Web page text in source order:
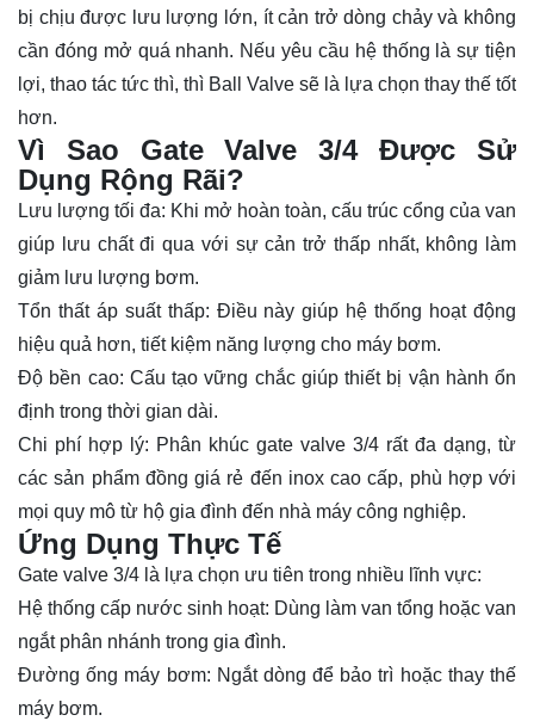
bị chịu được lưu lượng lớn, ít cản trở dòng chảy và không
cần đóng mở quá nhanh. Nếu yêu cầu hệ thống là sự tiện
lợi, thao tác tức thì, thì Ball Valve sẽ là lựa chọn thay thế tốt
hơn.
Vì Sao Gate Valve 3/4 Được Sử
Dụng Rộng Rãi?
Lưu lượng tối đa: Khi mở hoàn toàn, cấu trúc cổng của van
giúp lưu chất đi qua với sự cản trở thấp nhất, không làm
giảm lưu lượng bơm.
Tổn thất áp suất thấp: Điều này giúp hệ thống hoạt động
hiệu quả hơn, tiết kiệm năng lượng cho máy bơm.
Độ bền cao: Cấu tạo vững chắc giúp thiết bị vận hành ổn
định trong thời gian dài.
Chi phí hợp lý: Phân khúc gate valve 3/4 rất đa dạng, từ
các sản phẩm đồng giá rẻ đến inox cao cấp, phù hợp với
mọi quy mô từ hộ gia đình đến nhà máy công nghiệp.
Ứng Dụng Thực Tế
Gate valve 3/4 là lựa chọn ưu tiên trong nhiều lĩnh vực:
Hệ thống cấp nước sinh hoạt: Dùng làm van tổng hoặc van
ngắt phân nhánh trong gia đình.
Đường ống máy bơm: Ngắt dòng để bảo trì hoặc thay thế
máy bơm.